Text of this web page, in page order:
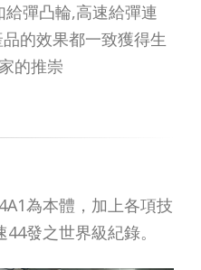
彈凸輪,高速給彈連
的效果都一致獲得生
的推崇
為本體，加上各項技
發之世界級紀錄。